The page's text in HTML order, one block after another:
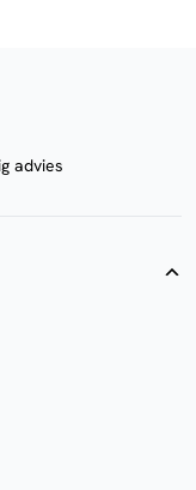
advies